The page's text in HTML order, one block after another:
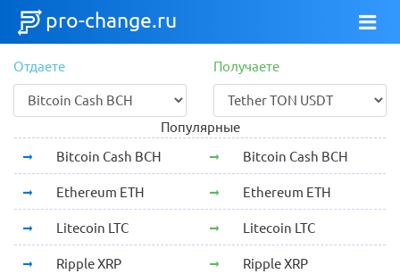
pro-change.ru
Отдаете Получаете
Популярные
Bitcoin Cash BCH
Bitcoin Cash BCH
Ethereum ETH Ethereum ETH
Litecoin LTC Litecoin LTC
Ripple XRP Ripple XRP